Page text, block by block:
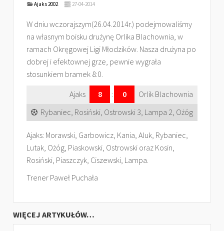
Ajaks 2002 27-04-2014
W dniu wczorajszym(26.04.2014r.) podejmowaliśmy
na własnym boisku drużynę Orlika Blachownia, w
ramach Okręgowej Ligi Młodzików. Nasza drużyna po
dobrej i efektownej grze, pewnie wygrała
stosunkiem bramek 8:0.
Ajaks
8 : 0
Orlik Blachownia
Rybaniec, Rosiński, Ostrowski 3, Lampa 2, Ożóg
Ajaks: Morawski, Garbowicz, Kania, Aluk, Rybaniec,
Lutak, Ożóg, Piaskowski, Ostrowski oraz Kosin,
Rosiński, Piaszczyk, Ciszewski, Lampa.
Trener Paweł Puchała
WIĘCEJ ARTYKUŁÓW…